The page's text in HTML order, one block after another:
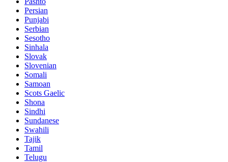
Persian
Punjabi
Serbian
Sesotho
Sinhala
Slovak
Slovenian
Somali
Samoan
Scots Gaelic
Shona
Sindhi
Sundanese
Swahili
Tajik
Tamil
Telugu